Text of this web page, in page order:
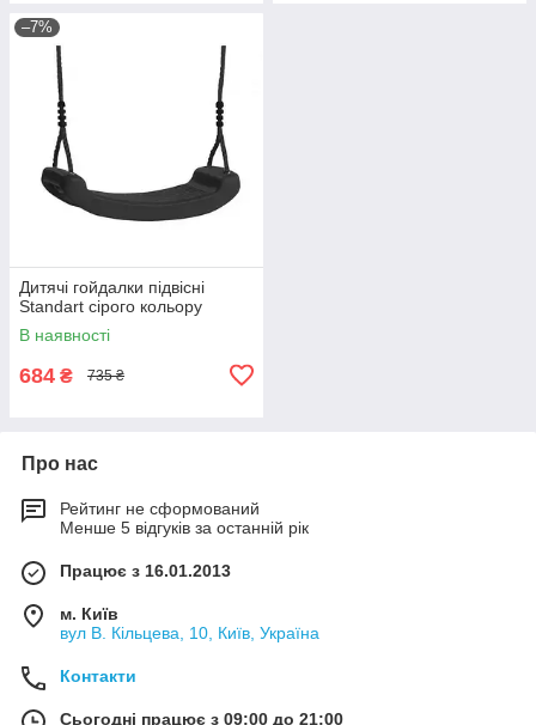
–7%
Дитячі гойдалки підвісні
Standart сірого кольору
В наявності
684 ₴ 735 ₴
Про нас
Рейтинг не сформований
Менше 5 відгуків за останній рік
Працює з 16.01.2013
м. Київ
вул В. Кільцева, 10, Київ, Україна
Контакти
Сьогодні працює з 09:00 до 21:00